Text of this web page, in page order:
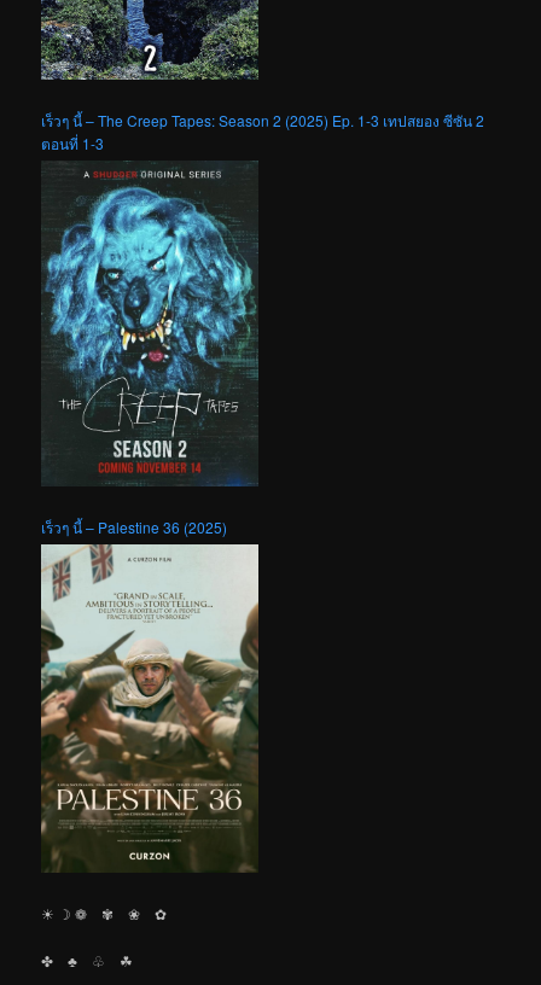
เร็วๆ นี้ – The Creep Tapes: Season 2 (2025) Ep. 1-3 เทปสยอง ซีซัน 2
ตอนที่ 1-3
เร็วๆ นี้ – Palestine 36 (2025)
☀︎ ☽ ❁ ✾ ❀ ✿
✤ ♣︎ ♧ ☘︎